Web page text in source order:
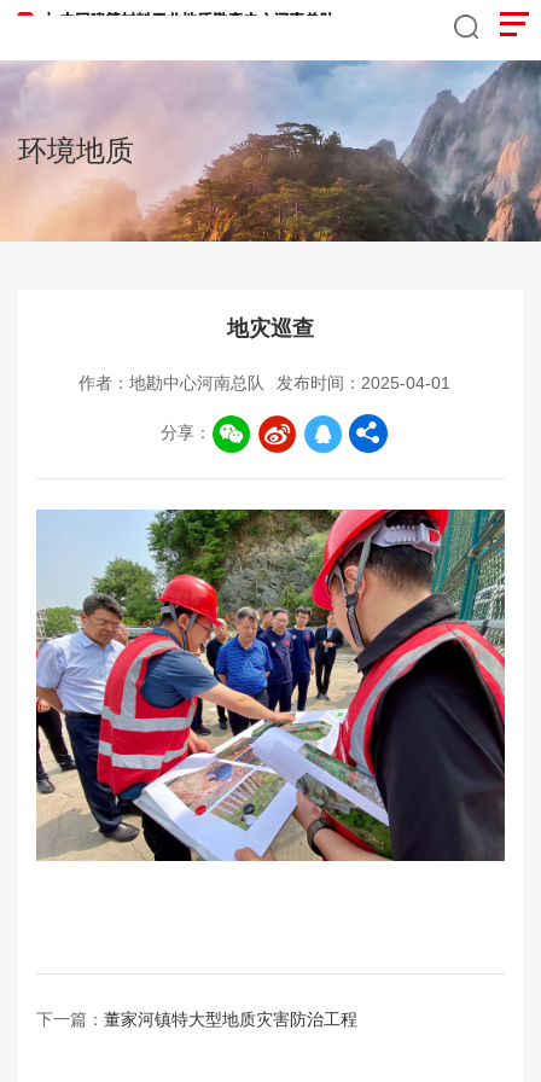
环境地质
地灾巡查
作者：地勘中心河南总队 发布时间：2025-04-01
分享：
下一篇： 董家河镇特大型地质灾害防治工程